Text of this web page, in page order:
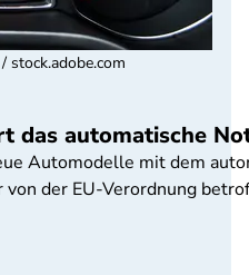
das automatische
Automodelle mit dem
der EU-Verordnung
stock.adobe.com